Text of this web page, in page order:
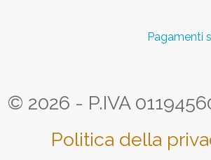
Pagamenti
© 2026 - P.IVA
Politica della